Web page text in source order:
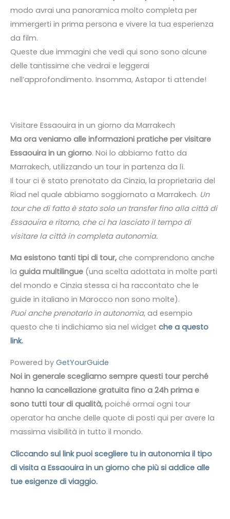
modo avrai una panoramica molto completa per
immergerti in prima persona e vivere la tua esperienza
da film.
Queste due immagini che vedi qui sono sono alcune
delle tantissime che vedrai e leggerai
nell’approfondimento. Insomma, Astapor ti attende!
Visitare Essaouira in un giorno da Marrakech
Ma ora veniamo alle informazioni pratiche per visitare
Essaouira in un giorno. Noi lo abbiamo fatto da
Marrakech, utilizzando un tour in partenza da lì.
Il tour ci è stato prenotato da Cinzia, la proprietaria del
Riad nel quale abbiamo soggiornato a Marrakech. Un
tour che di fatto è stato solo un transfer fino alla città di
Essaouira e ritorno, che ci ha lasciato il tempo di
visitare la città in completa autonomia.
Ma esistono tanti tipi di tour, che comprendono anche
la guida multilingue (una scelta adottata in molte parti
del mondo e Cinzia stessa ci ha raccontato che le
guide in italiano in Marocco non sono molte).
Puoi anche prenotarlo in autonomia, ad esempio
questo che ti indichiamo sia nel widget che a questo
link.
Powered by GetYourGuide
Noi in generale scegliamo sempre questi tour perché
hanno la cancellazione gratuita fino a 24h prima e
sono tutti tour di qualità, poiché ormai ogni tour
operator ha anche delle quote di posti qui per avere la
massima visibilità in tutto il mondo.
Cliccando sul link puoi scegliere tu in autonomia il tipo
di visita a Essaouira in un giorno che più si addice alle
tue esigenze di viaggio.